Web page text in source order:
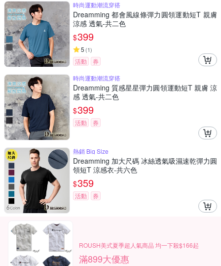
時尚運動潮流穿搭
Dreamming 都會風線條彈力圓領運動短T 親膚
涼感 透氣-共二色
$399
5 (1)
活動
券
時尚運動潮流穿搭
Dreamming 質感星星彈力圓領運動短T 親膚 涼
感 透氣-共二色
$399
活動 券
熱銷 Big Size
Dreamming 加大尺碼 冰絲透氣吸濕速乾彈力圓
領短T 涼感衣-共六色
$359
活動 券
ROUSH美式夏季超人氣商品 均一下殺$166起
滿899大優惠